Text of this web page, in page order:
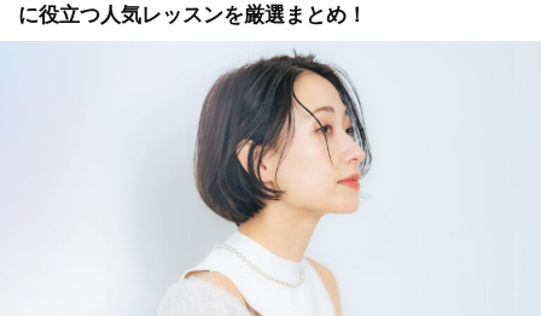
に役立つ人気レッスンを厳選まとめ！